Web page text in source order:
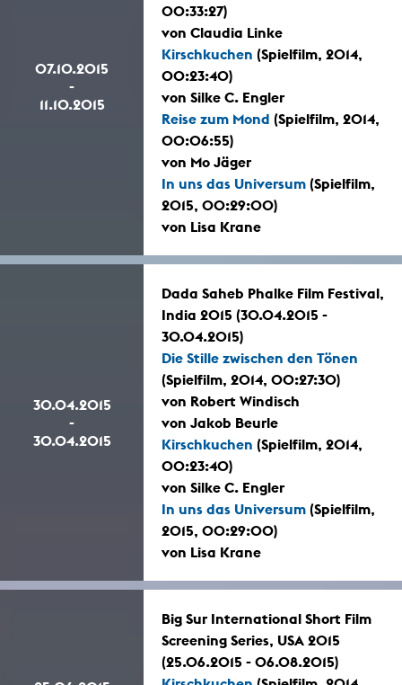
07.10.2015
-
11.10.2015
00:33:27)
von Claudia Linke
Kirschkuchen (Spielfilm, 2014,
00:23:40)
von Silke C. Engler
Reise zum Mond (Spielfilm, 2014,
00:06:55)
von Mo Jäger
In uns das Universum (Spielfilm,
2015, 00:29:00)
von Lisa Krane
30.04.2015
-
30.04.2015
Dada Saheb Phalke Film Festival,
India 2015 (30.04.2015 -
30.04.2015)
Die Stille zwischen den Tönen
(Spielfilm, 2014, 00:27:30)
von Robert Windisch
von Jakob Beurle
Kirschkuchen (Spielfilm, 2014,
00:23:40)
von Silke C. Engler
In uns das Universum (Spielfilm,
2015, 00:29:00)
von Lisa Krane
Big Sur International Short Film
Screening Series, USA 2015
(25.06.2015 - 06.08.2015)